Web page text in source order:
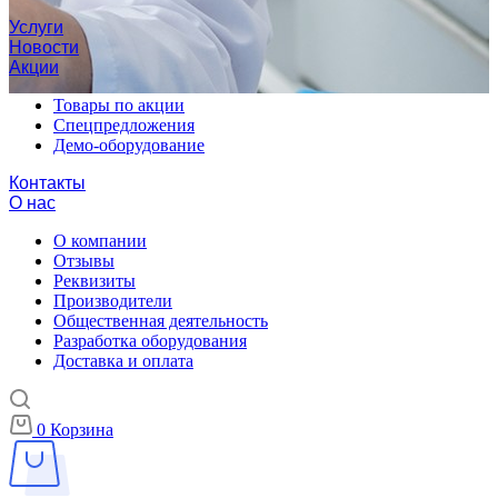
Услуги
Новости
Акции
Товары по акции
Спецпредложения
Демо-оборудование
Контакты
О нас
О компании
Отзывы
Реквизиты
Производители
Общественная деятельность
Разработка оборудования
Доставка и оплата
0 Корзина